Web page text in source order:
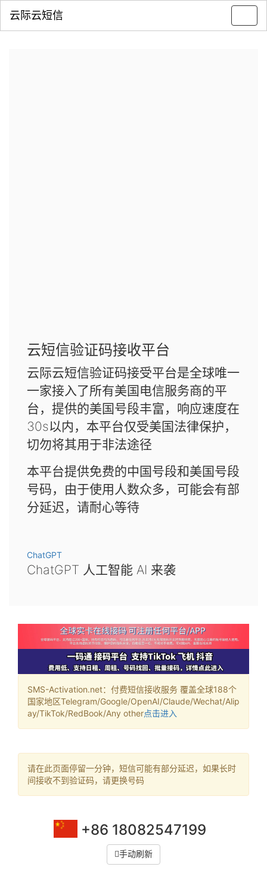
云际云短信
云短信验证码接收平台
云际云短信验证码接受平台是全球唯一
一家接入了所有美国电信服务商的平
台，提供的美国号段丰富，响应速度在
30s以内，本平台仅受美国法律保护，
切勿将其用于非法途径
本平台提供免费的中国号段和美国号段
号码，由于使用人数众多，可能会有部
分延迟，请耐心等待
ChatGPT
ChatGPT 人工智能 AI 来袭
SMS-Activation.net：付费短信接收服务 覆盖全球188个
国家地区Telegram/Google/OpenAI/Claude/Wechat/Alip
ay/TikTok/RedBook/Any other点击进入
请在此页面停留一分钟，短信可能有部分延迟，如果长时
间接收不到验证码，请更换号码
+86 18082547199
手动刷新